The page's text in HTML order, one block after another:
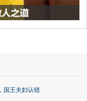
国王夫妇认错